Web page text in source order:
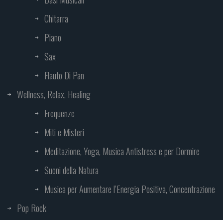
Chitarra
Piano
Sax
Flauto Di Pan
Wellness, Relax, Healing
Frequenze
Miti e Misteri
Meditazione, Yoga, Musica Antistress e per Dormire
Suoni della Natura
Musica per Aumentare l’Energia Positiva, Concentrazione
Pop Rock